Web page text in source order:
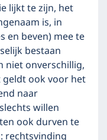
lijkt te zijn, het
is, in
en beven) mee te
bestaan
niet onverschillig,
geldt ook voor het
naar
willen
ook durven te
rechtsvinding